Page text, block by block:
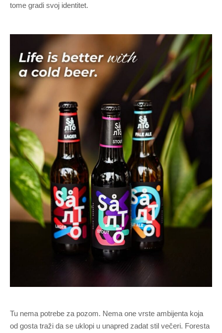
tome gradi svoj identitet.
Tu nema potrebe za pozom. Nema one vrste ambijenta koja
od gosta traži da se uklopi u unapred zadat stil večeri. Foresta